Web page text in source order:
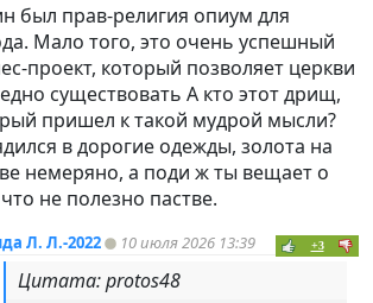
был прав-религия опиум для
Мало того, это очень успешный
проект, который позволяет церкви
существовать А кто этот дрищ,
пришел к такой мудрой мысли?
в дорогие одежды, золота на
немеряно, а поди ж ты вещает о
не полезно пастве.
Л. Л.-2022 10 июля 2026 13:39 +3
Цитата: protos48